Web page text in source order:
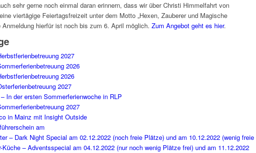
sehr gerne noch einmal daran erinnern, dass wir über Christi Himmelfahrt von
viertägige Feiertagsfreizeit unter dem Motto „Hexen, Zauberer und Magische
Anmeldung hierfür ist noch bis zum 6. April möglich. Zum Angebot geht es hier.
2027
2026
2026
2027
In der ersten Sommerferienwoche in RLP
2027
in Mainz mit Insight Outside
am
– Dark Night Special am 02.12.2022 (noch freie Plätze) und am 10.12.2022 (wenig
Küche – Adventsspecial am 04.12.2022 (nur noch wenig Plätze frei) und am 11.12.2022